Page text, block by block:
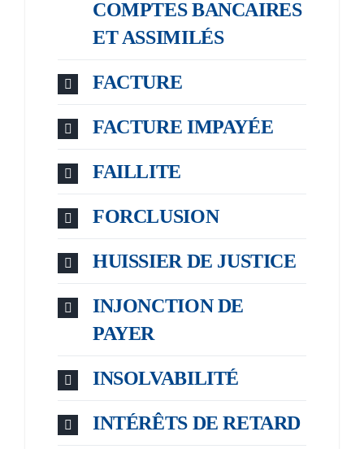
COMPTES BANCAIRES
ET ASSIMILÉS
FACTURE
FACTURE IMPAYÉE
FAILLITE
FORCLUSION
HUISSIER DE JUSTICE
INJONCTION DE
PAYER
INSOLVABILITÉ
INTÉRÊTS DE RETARD